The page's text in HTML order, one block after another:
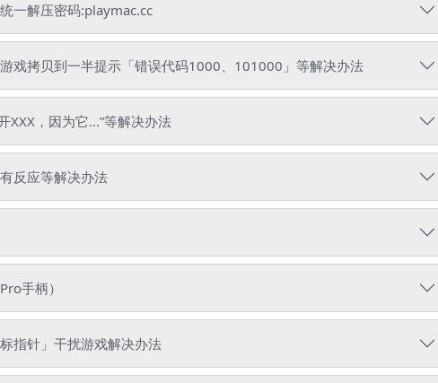
一解压密码:playmac.cc
戏拷贝到一半提示「错误代码1000、101000」等解决办法
XXX，因为它...”等解决办法
反应等解决办法
手柄）
指针」干扰游戏解决办法